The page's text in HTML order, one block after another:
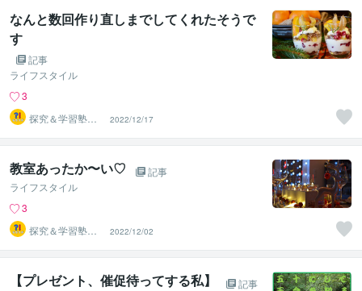
なんと数回作り直しまでしてくれたそうで
す
記事
ライフスタイル
3
探究＆学習塾｜
なぜラボ
2022/12/17
教室あったか〜い♡
記事
ライフスタイル
3
探究＆学習塾｜
なぜラボ
2022/12/02
【プレゼント、催促待ってする私】
記事